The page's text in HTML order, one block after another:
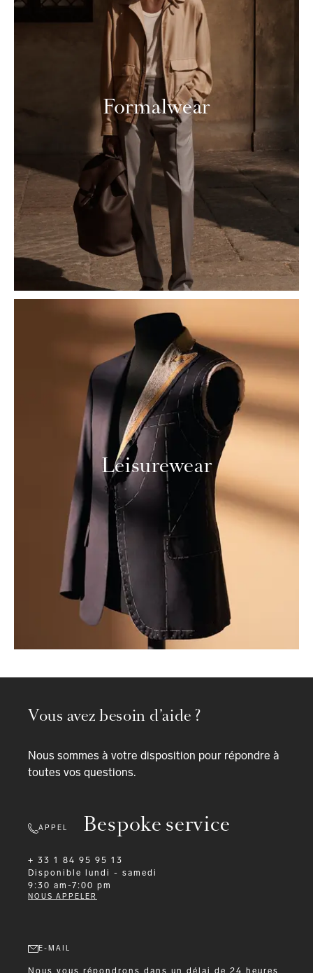
Formalwear
Leisurewear
Bespoke service
Vous avez besoin d’aide ?
Nous sommes à votre disposition pour répondre à
toutes vos questions.
APPEL
+ 33 1 84 95 95 13
Disponible
lundi - samedi
9:30 am-7:00 pm
NOUS APPELER
E-MAIL
Nous vous répondrons dans un délai de 24 heures